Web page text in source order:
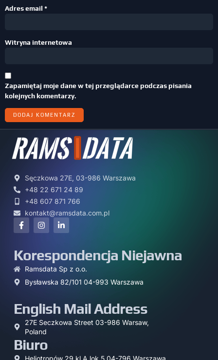
Adres email *
Witryna internetowa
Zapamiętaj moje dane w tej przeglądarce podczas pisania
kolejnych komentarzy.
Sęczkowa 27E, 03-986 Warszawa
+48 22 671 24 89
+48 607 871 766
kontakt@ramsdata.com.pl
Korespondencja Niejawna
Ramsdata Sp z o.o.
Bysławska 82/101 04-993 Warszawa
English Mail Address
27E Seczkowa Street 03-986 Warsaw,
Poland
Biuro